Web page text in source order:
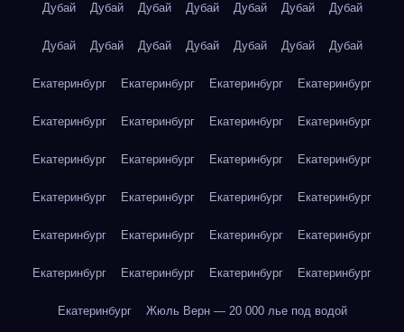
Дубай Дубай Дубай Дубай Дубай Дубай Дубай
Дубай Дубай Дубай Дубай Дубай Дубай Дубай
Екатеринбург Екатеринбург Екатеринбург Екатеринбург
Екатеринбург Екатеринбург Екатеринбург Екатеринбург
Екатеринбург Екатеринбург Екатеринбург Екатеринбург
Екатеринбург Екатеринбург Екатеринбург Екатеринбург
Екатеринбург Екатеринбург Екатеринбург Екатеринбург
Екатеринбург Екатеринбург Екатеринбург Екатеринбург
Екатеринбург Жюль Верн — 20 000 лье под водой